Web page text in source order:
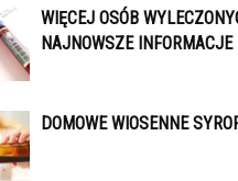
WIĘCEJ OSÓB
NAJNOWSZE INFORMACJE
DOMOWE WIOSENNE